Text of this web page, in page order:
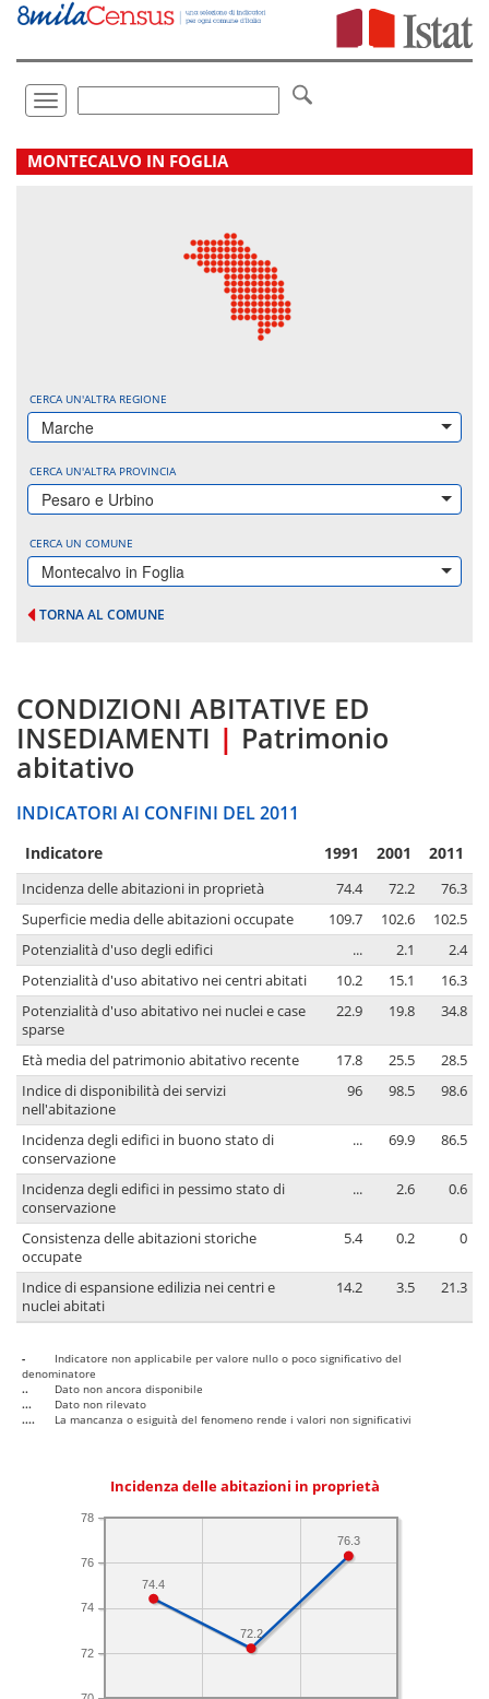
Vai
direttamente
Toggle
navigation
.
MONTECALVO IN FOGLIA
CERCA UN'ALTRA REGIONE
Marche
CERCA UN'ALTRA PROVINCIA
Pesaro e Urbino
CERCA UN COMUNE
Montecalvo in Foglia
TORNA AL COMUNE
CONDIZIONI ABITATIVE ED
INSEDIAMENTI | Patrimonio
abitativo
INDICATORI AI CONFINI DEL 2011
Indicatore 1991 2001 2011
Incidenza delle abitazioni in proprietà 74.4 72.2
76.3
Superficie media delle abitazioni occupate
109.7 102.6
102.5
Potenzialità d'uso degli edifici
... 2.1
2.4
Potenzialità d'uso abitativo nei centri abitati
10.2 15.1
16.3
Potenzialità d'uso abitativo nei nuclei e case
sparse
22.9 19.8 34.8
Età media del patrimonio abitativo recente 17.8 25.5
28.5
Indice di disponibilità dei servizi
nell'abitazione
96 98.5 98.6
Incidenza degli edifici in buono stato di
conservazione
... 69.9 86.5
Incidenza degli edifici in pessimo stato di
conservazione
... 2.6 0.6
Consistenza delle abitazioni storiche
occupate
5.4 0.2 0
Indice di espansione edilizia nei centri e
nuclei abitati
14.2 3.5 21.3
-
Indicatore non applicabile per valore nullo o poco significativo del
denominatore
..
Dato non ancora disponibile
...
Dato non rilevato
....
La mancanza o esiguità del fenomeno rende i valori non significativi
Incidenza delle abitazioni in proprietà
72
74
76
78
76.3
72.2
74.4